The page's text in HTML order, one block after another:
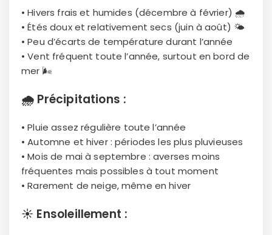
• Hivers frais et humides (décembre à février) 🌧
• Étés doux et relativement secs (juin à août) 🌤
• Peu d’écarts de température durant l’année
• Vent fréquent toute l’année, surtout en bord de
mer 🌬
🌧 Précipitations :
• Pluie assez régulière toute l’année
• Automne et hiver : périodes les plus pluvieuses
• Mois de mai à septembre : averses moins
fréquentes mais possibles à tout moment
• Rarement de neige, même en hiver
☀️ Ensoleillement :